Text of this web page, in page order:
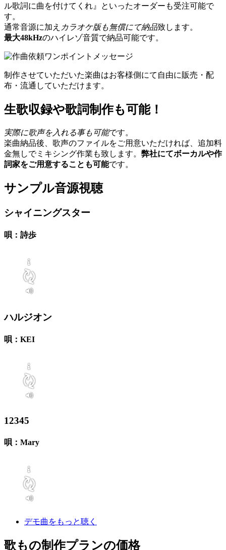
ル歌詞に曲を付けてくれ』といったオーダーも受注可能で
す。
通常音源に加え カラオケ版も無償にて納品致します。
最大48kHzのハイレゾ音質で納品可能です。
制作させていただいた楽曲はお客様側にて自由に販売・配
布・流通していただけます。
生歌収録や歌詞制作も可能！
実際に歌声を入れる事も可能です。
楽曲納品後、歌声のファイルをご用意いただければ、追加料
金無しでミキシング作業も致します。 弊社にてボーカルや作
詞家をご用意することも可能です。
サンプル音源視聴
シャイニングスター
唄：詩歩
ハルジオン
唄：KEI
12345
唄：Mary
デモ曲をもっと聴く
歌もの制作プランの価格